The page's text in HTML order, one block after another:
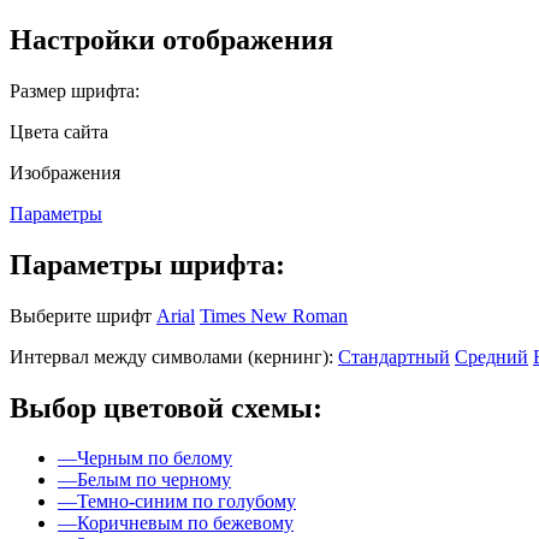
Настройки отображения
Размер шрифта:
Цвета сайта
Изображения
Параметры
Параметры шрифта:
Выберите шрифт Arial Times New Roman
Интервал между символами (кернинг): Стандартный Средний
Выбор цветовой схемы:
—Черным по белому
—Белым по черному
—Темно-синим по голубому
—Коричневым по бежевому